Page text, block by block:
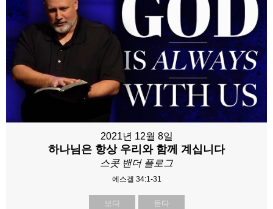
2021년 12월 8일
하나님은 항상 우리와 함께 계십니다
스콧 밴더 플로그
에스겔 34:1-31
보다 듣다